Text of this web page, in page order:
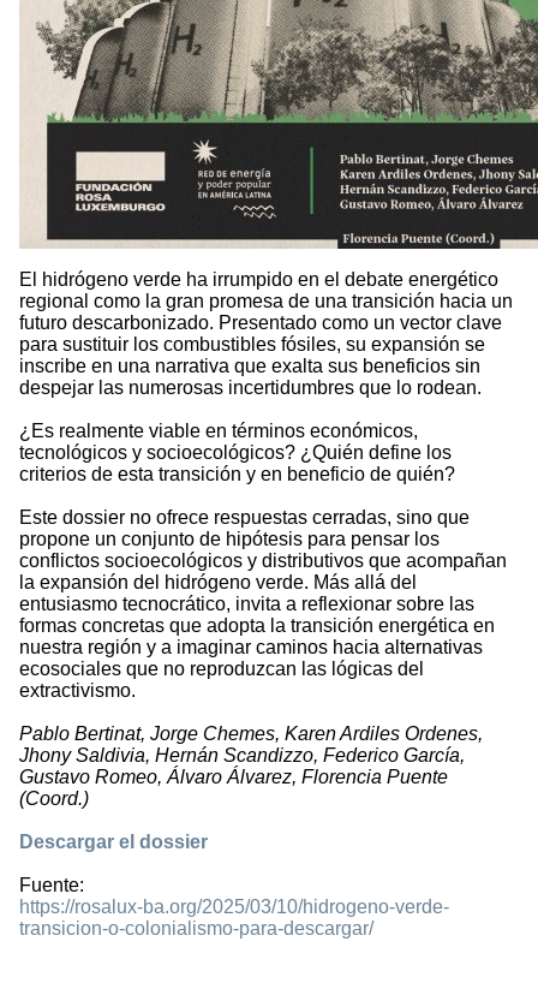
El hidrógeno verde ha irrumpido en el debate energético
regional como la gran promesa de una transición hacia un
futuro descarbonizado. Presentado como un vector clave
para sustituir los combustibles fósiles, su expansión se
inscribe en una narrativa que exalta sus beneficios sin
despejar las numerosas incertidumbres que lo rodean.
¿Es realmente viable en términos económicos,
tecnológicos y socioecológicos? ¿Quién define los
criterios de esta transición y en beneficio de quién?
Este dossier no ofrece respuestas cerradas, sino que
propone un conjunto de hipótesis para pensar los
conflictos socioecológicos y distributivos que acompañan
la expansión del hidrógeno verde. Más allá del
entusiasmo tecnocrático, invita a reflexionar sobre las
formas concretas que adopta la transición energética en
nuestra región y a imaginar caminos hacia alternativas
ecosociales que no reproduzcan las lógicas del
extractivismo.
Pablo Bertinat, Jorge Chemes, Karen Ardiles Ordenes,
Jhony Saldivia, Hernán Scandizzo, Federico García,
Gustavo Romeo, Álvaro Álvarez, Florencia Puente
(Coord.)
Descargar el dossier
Fuente:
https://rosalux-ba.org/2025/03/10/hidrogeno-verde-
transicion-o-colonialismo-para-descargar/